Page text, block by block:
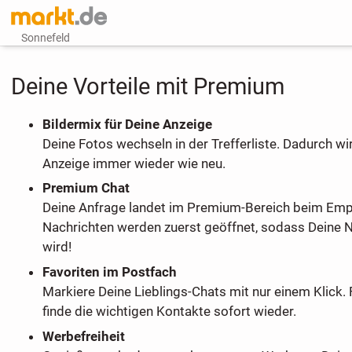
Sonnefeld
Deine Vorteile mit Premium
Bildermix für Deine Anzeige
Deine Fotos wechseln in der Trefferliste. Dadurch
Anzeige immer wieder wie neu.
Premium Chat
Deine Anfrage landet im Premium-Bereich beim
Nachrichten werden zuerst geöffnet, sodass Deine
wird!
Favoriten im Postfach
Markiere Deine Lieblings-Chats mit nur einem Klick.
finde die wichtigen Kontakte sofort wieder.
Werbefreiheit